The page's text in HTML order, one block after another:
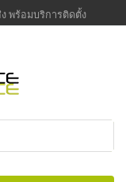
พร้อมบริการติดตั้ง